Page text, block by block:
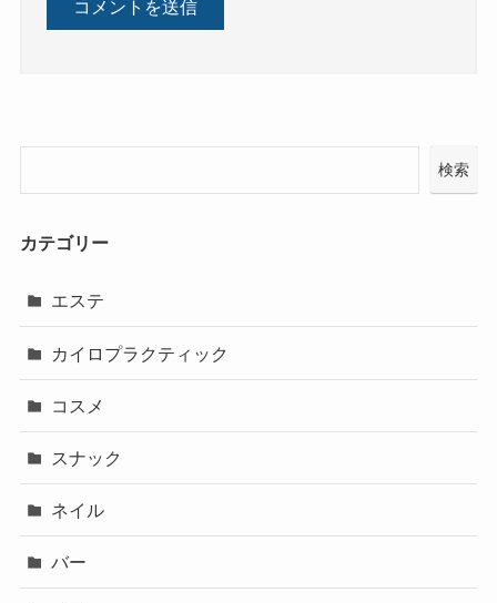
検索
カテゴリー
エステ
カイロプラクティック
コスメ
スナック
ネイル
バー